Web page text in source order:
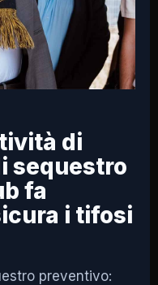
di
sequestro
fa
i tifosi
preventivo: